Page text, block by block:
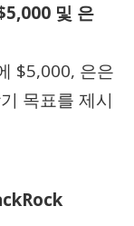
및 은
$5,000, 은은
목표를 제시